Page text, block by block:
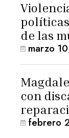
de las
marzo
con
febrero